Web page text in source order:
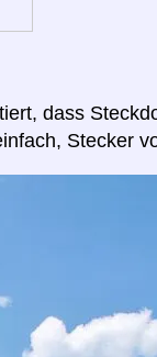
dass
Stecker